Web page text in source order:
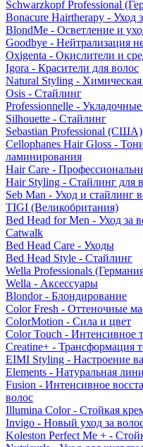
Schwarzkopf Professional
Bonacure Hairtherapy - Уход
BlondMe - Осветление и
Goodbye - Нейтрализация
Oxigenta - Окислители и
Igora - Красители для волос
Natural Styling - Химическая
Osis - Стайлинг
Professionnelle - Укладочные
Silhouette - Стайлинг
Sebastian Professional (США)
Cellophanes Hair Gloss -
ламинирования
Hair Care -
Hair Styling - Стайлинг для
Seb Man - Уход и стайлинг
TIGI (Великобритания)
Bed Head for Men - Уход за
Catwalk
Bed Head Care - Уходы
Bed Head Style - Стайлинг
Wella Professionals
Wella - Аксессуары
Blondor - Блондирование
Color Fresh - Оттеночные
ColorMotion - Сила и цвет
Color Touch - Интенсивное
Creatine+ - Трансформация
EIMI Styling - Настроение
Elements - Натуральная
Fusion - Интенсивное
волос
Illumina Color - Стойкая
Invigo - Новый уход за
Koleston Perfect Me + -